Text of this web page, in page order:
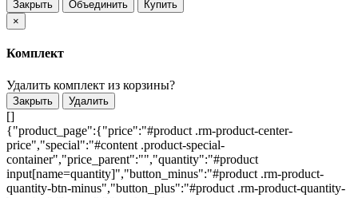
Закрыть Объединить
Купить
×
Комплект
Удалить комплект из корзины?
Закрыть Удалить
[]
{"product_page":{"price":"#product .rm-product-center-
price","special":"#content .product-special-
container","price_parent":"","quantity":"#product
input[name=quantity]","button_minus":"#product .rm-product-
quantity-btn-minus","button_plus":"#product .rm-product-quantity-